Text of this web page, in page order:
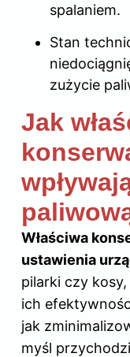
spalaniem.
Stan
zużycie
Jak
Właściwa
ustawienia
pilarki czy
ich
jak
myśl